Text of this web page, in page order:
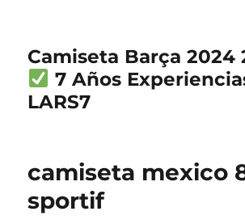
Camiseta Barça 2024
7 Años
LARS7
camiseta mexico
sportif